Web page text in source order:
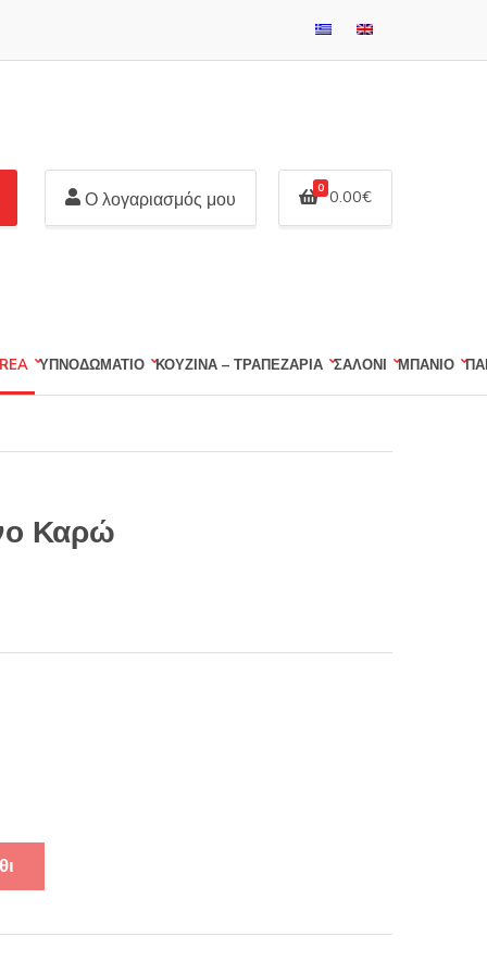
Ο λογαριασμός μου 0 0.00€
ΥΠΝΟΔΩΜΑΤΙΟ ΚΟΥΖΙΝΑ – ΤΡΑΠΕΖΑΡΙΑ ΣΑΛΟΝΙ ΜΠΑΝΙΟ
Καρώ